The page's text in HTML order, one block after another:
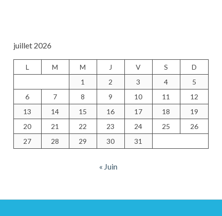
juillet 2026
L M M J V S
D
1
2 3 4
5
6
7 8 9 10 11
12
13
14 15 16 17 18
19
20
21 22 23 24 25
26
27
28 29 30 31
« Juin